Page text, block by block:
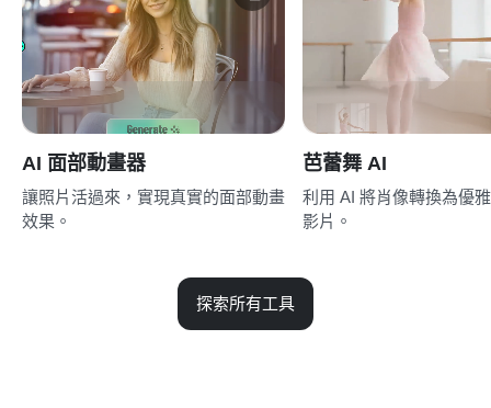
AI 面部動畫器
讓照片活過來，實現真實的面部動畫
效果。
芭蕾舞 AI
利用 AI 將肖像轉換為優
影片。
探索所有工具